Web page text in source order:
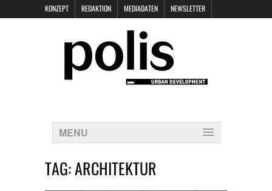
KONZEPT REDAKTION MEDIADATEN NEWSLETTER
DATENSCHUTZ
MENU
TAG:ARCHITEKTUR